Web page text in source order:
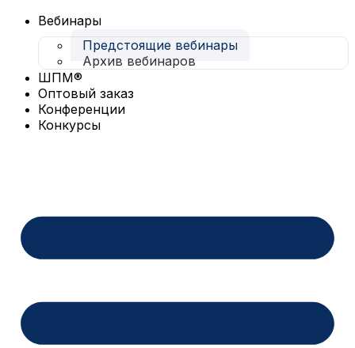
Вебинары
Предстоящие вебинары
Архив вебинаров
ШПМ®
Оптовый заказ
Конференции
Конкурсы